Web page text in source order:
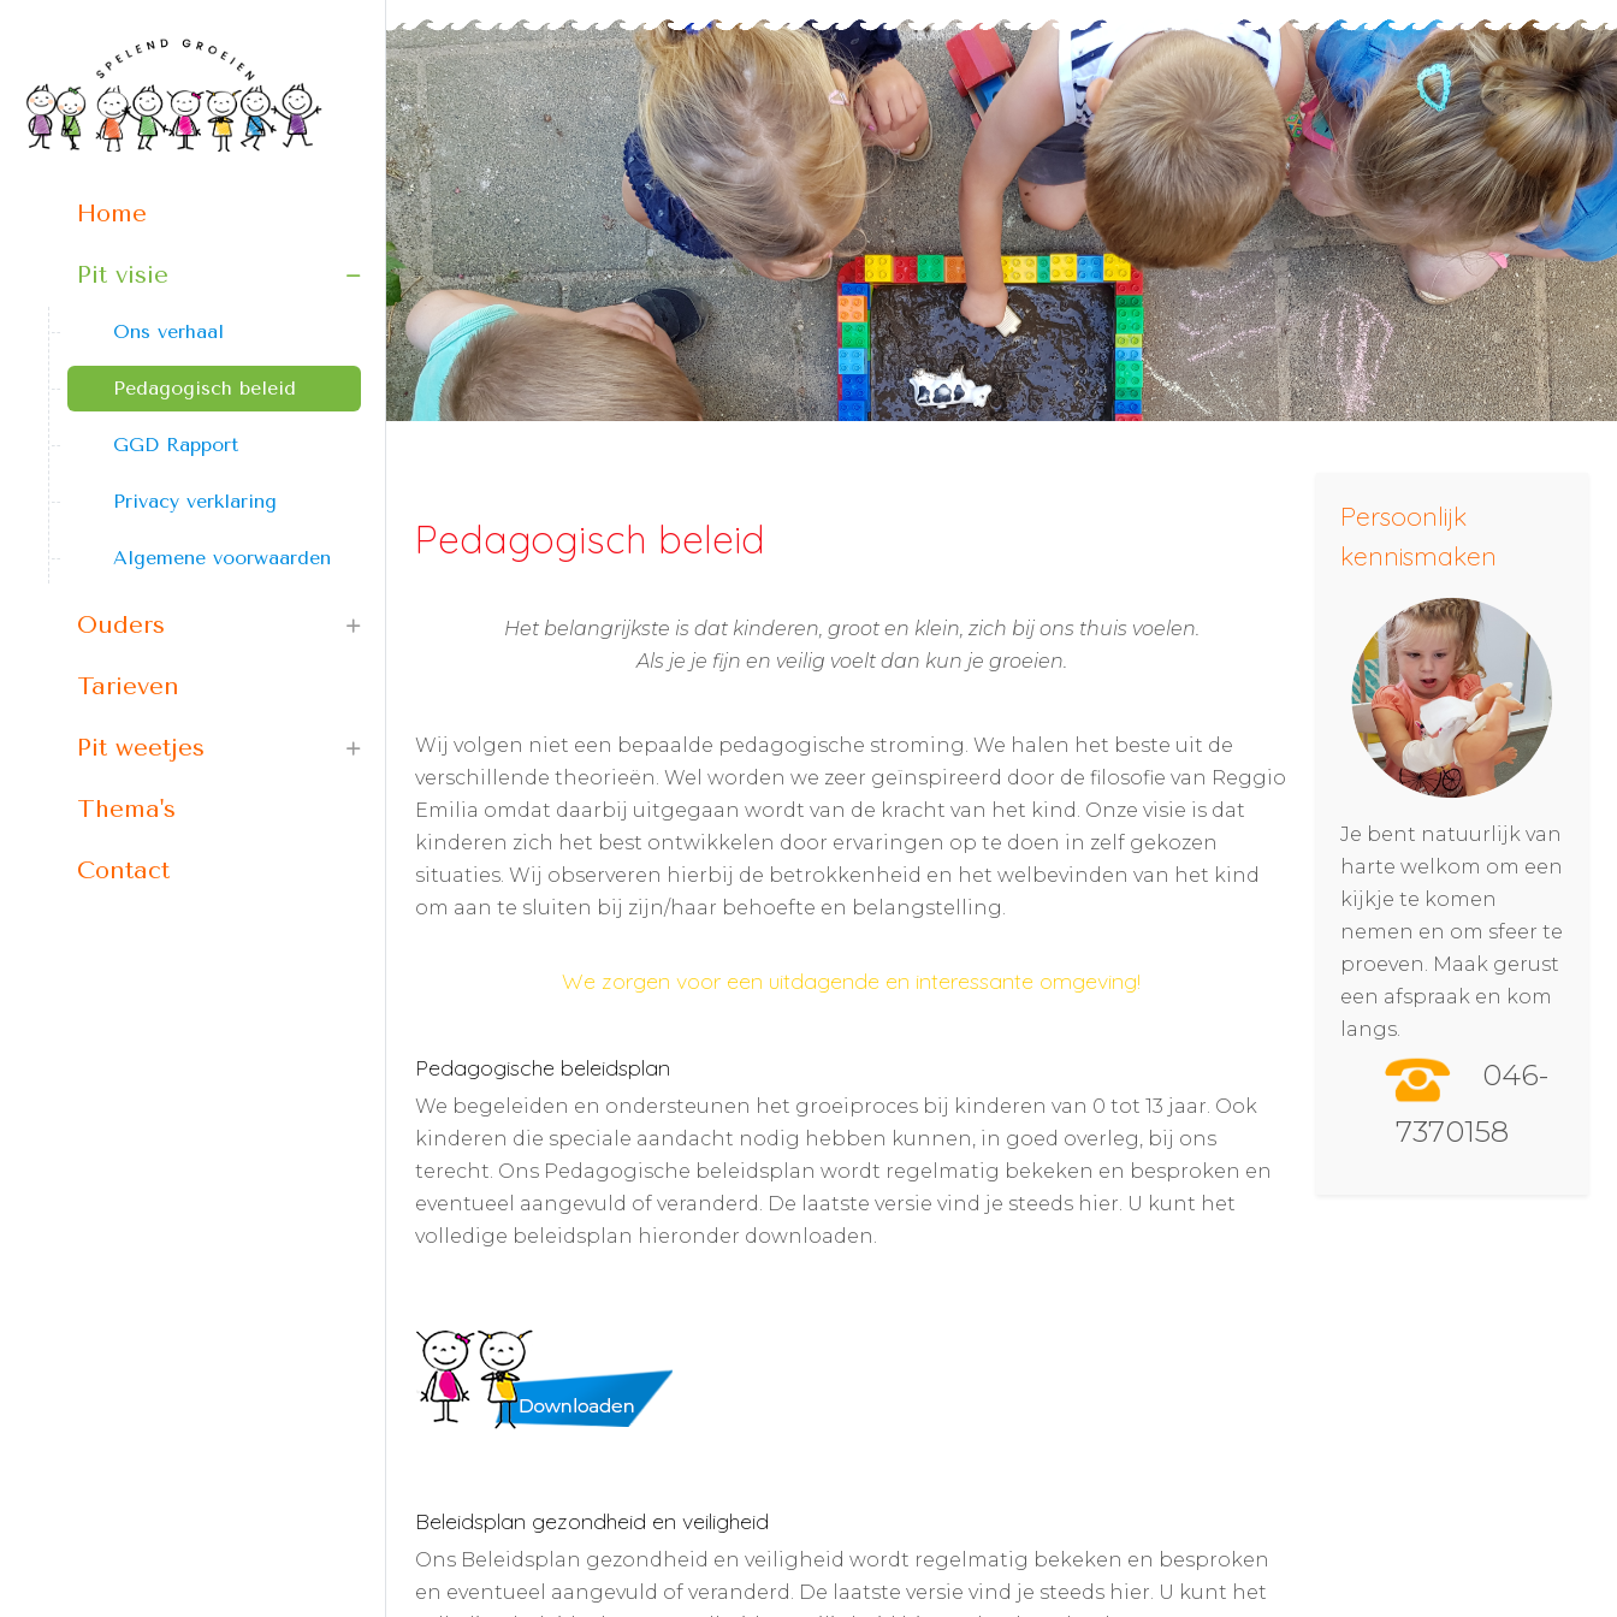
Home
Pit visie
Ons verhaal
Pedagogisch beleid
GGD Rapport
Privacy verklaring
Algemene voorwaarden
Ouders
Tarieven
Pit weetjes
Thema's
Contact
Pedagogisch beleid
Het belangrijkste is dat kinderen, groot en klein, zich bij ons thuis voelen.
Als je je fijn en veilig voelt dan kun je groeien.
Wij volgen niet een bepaalde pedagogische stroming. We halen het beste uit de
verschillende theorieën. Wel worden we zeer geïnspireerd door de filosofie van Reggio
Emilia omdat daarbij uitgegaan wordt van de kracht van het kind. Onze visie is dat
kinderen zich het best ontwikkelen door ervaringen op te doen in zelf gekozen
situaties. Wij observeren hierbij de betrokkenheid en het welbevinden van het kind
om aan te sluiten bij zijn/haar behoefte en belangstelling.
We zorgen voor een uitdagende en interessante omgeving!
Pedagogische beleidsplan
We begeleiden en ondersteunen het groeiproces bij kinderen van 0 tot 13 jaar. Ook
kinderen die speciale aandacht nodig hebben kunnen, in goed overleg, bij ons
terecht. Ons Pedagogische beleidsplan wordt regelmatig bekeken en besproken en
eventueel aangevuld of veranderd. De laatste versie vind je steeds hier. U kunt het
volledige beleidsplan hieronder downloaden.
Beleidsplan gezondheid en veiligheid
Ons Beleidsplan gezondheid en veiligheid wordt regelmatig bekeken en besproken
en eventueel aangevuld of veranderd. De laatste versie vind je steeds hier. U kunt het
Persoonlijk
kennismaken
Je bent natuurlijk van
harte welkom om een
kijkje te komen
nemen en om sfeer te
proeven. Maak gerust
een afspraak en kom
langs.
046-
7370158